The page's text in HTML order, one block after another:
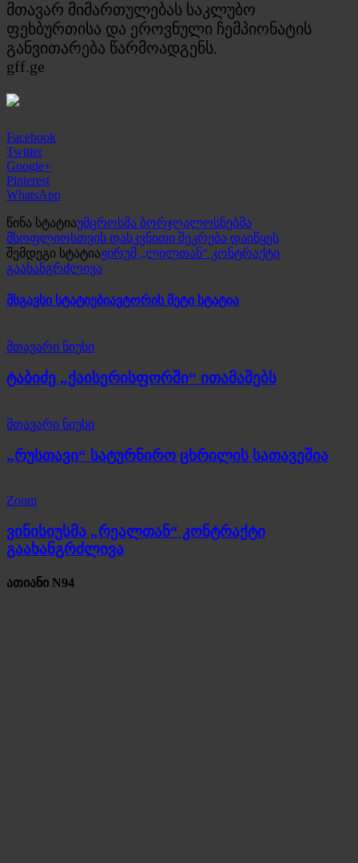
მთავარ მიმართულებას საკლუბო
ფეხბურთისა და ეროვნული ჩემპიონატის
განვითარება წარმოადგენს.
gff.ge
Facebook
Twitter
Google+
Pinterest
WhatsApp
წინა სტატიაუმცროსმა ბორჯღალოსნებმა
მსოფლიოსთვის დასკვნითი შეკრება დაიწყეს
შემდეგი სტატიაჟირუმ „ლილთან“ კონტრაქტი
გაახანგრძლივა
მსგავსი სტატიებიავტორის მეტი სტატია
მთავარი ნიუსი
ტაბიძე „ქაისერისფორში“ ითამაშებს
მთავარი ნიუსი
„რუსთავი“ სატურნირო ცხრილის სათავეშია
Zoom
ვინისიუსმა „რეალთან“ კონტრაქტი
გაახანგრძლივა
ათიანი N94